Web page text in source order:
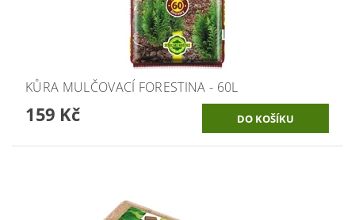
KŮRA MULČOVACÍ FORESTINA - 60L
159 Kč